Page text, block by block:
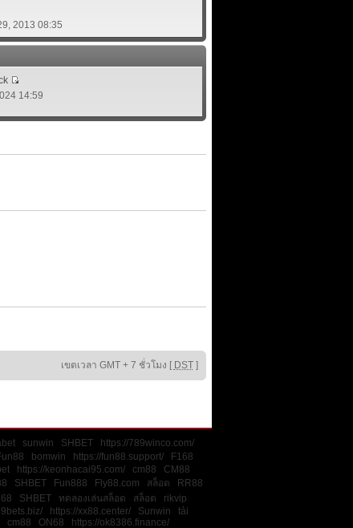
2013 08:35
14:59
เขตเวลา GMT + 7 ชั่วโมง [ DST]
sunwin SHBET
https://789winco.com/
bomwin https://fun88.support/
F168
https://keonhacai95.com/ cm88
CM88
SHBET Fun888 Fly88.com สล็อต
RR88
SHBET ทดลองเล่นสล็อต สล็อต
rikvip
https://xx88.center/ Sunwin
tải
cm88 ON68 https://ok8386.finance/